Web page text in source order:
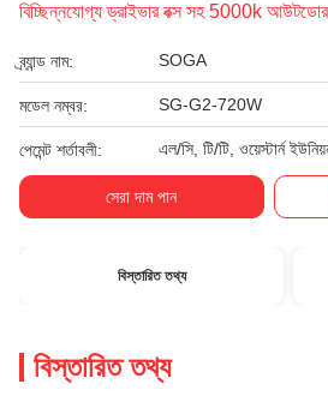
বিচ্ছিন্নযোগ্য ড্রাইভার বক্স সহ 5000k
ব্র্যান্ড নাম: SOGA
মডেল নম্বর: SG-G2-720W
পেমেন্ট শর্তাবলী: এল/সি, টি/টি, ওয়েস্টার্ন
সেরা দাম পান
বিস্তারিত তথ্য
বিস্তারিত তথ্য